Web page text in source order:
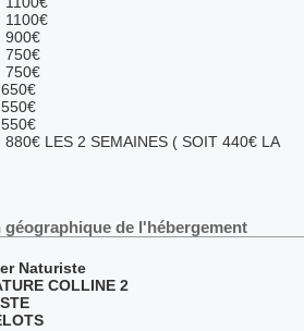
1100€
900€
750€
750€
LES 2 SEMAINES ( SOIT 440€ LA
de l'hébergement
Naturiste
COLLINE 2